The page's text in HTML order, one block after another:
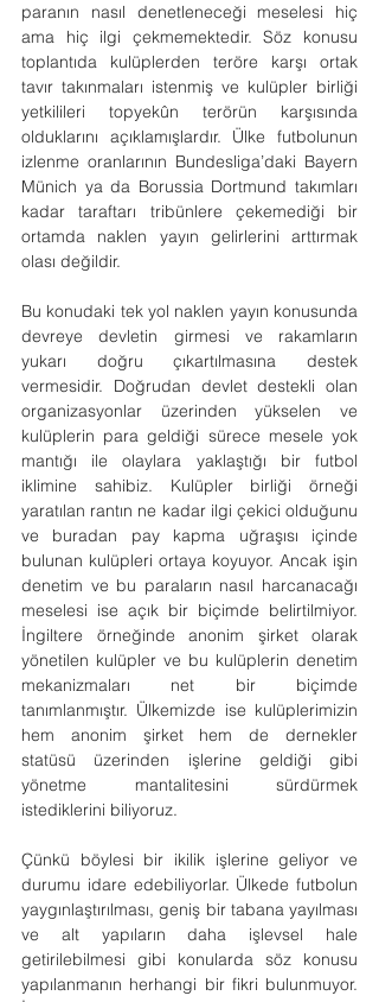
paranın nasıl denetleneceği meselesi hiç
ama hiç ilgi çekmemektedir. Söz konusu
toplantıda kulüplerden teröre karşı ortak
tavır takınmaları istenmiş ve kulüpler birliği
yetkilileri topyekûn terörün karşısında
olduklarını açıklamışlardır. Ülke futbolunun
izlenme oranlarının Bundesliga’daki Bayern
Münich ya da Borussia Dortmund takımları
kadar taraftarı tribünlere çekemediği bir
ortamda naklen yayın gelirlerini arttırmak
olası değildir.
Bu konudaki tek yol naklen yayın konusunda
devreye devletin girmesi ve rakamların
yukarı doğru çıkartılmasına destek
vermesidir. Doğrudan devlet destekli olan
organizasyonlar üzerinden yükselen ve
kulüplerin para geldiği sürece mesele yok
mantığı ile olaylara yaklaştığı bir futbol
iklimine sahibiz. Kulüpler birliği örneği
yaratılan rantın ne kadar ilgi çekici olduğunu
ve buradan pay kapma uğraşısı içinde
bulunan kulüpleri ortaya koyuyor. Ancak işin
denetim ve bu paraların nasıl harcanacağı
meselesi ise açık bir biçimde belirtilmiyor.
İngiltere örneğinde anonim şirket olarak
yönetilen kulüpler ve bu kulüplerin denetim
mekanizmaları net bir biçimde
tanımlanmıştır. Ülkemizde ise kulüplerimizin
hem anonim şirket hem de dernekler
statüsü üzerinden işlerine geldiği gibi
yönetme mantalitesini sürdürmek
istediklerini biliyoruz.
Çünkü böylesi bir ikilik işlerine geliyor ve
durumu idare edebiliyorlar. Ülkede futbolun
yaygınlaştırılması, geniş bir tabana yayılması
ve alt yapıların daha işlevsel hale
getirilebilmesi gibi konularda söz konusu
yapılanmanın herhangi bir fikri bulunmuyor.